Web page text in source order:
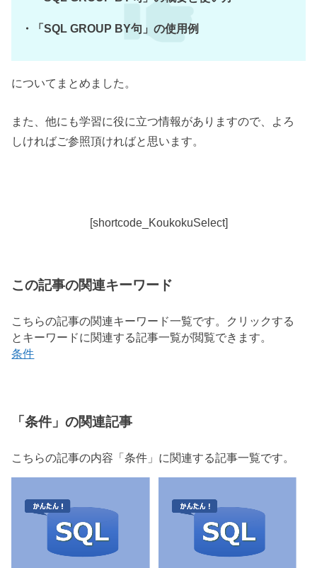
・「SQL GROUP BY句」の使用例
についてまとめました。
また、他にも学習に役に立つ情報がありますので、よろ
しければご参照頂ければと思います。
[shortcode_KoukokuSelect]
この記事の関連キーワード
こちらの記事の関連キーワード一覧です。クリックする
とキーワードに関連する記事一覧が閲覧できます。
条件
「条件」の関連記事
こちらの記事の内容「条件」に関連する記事一覧です。